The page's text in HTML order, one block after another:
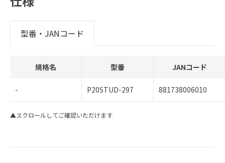
型番・JANコード
規格名 型番 JANコード
- P20STUD-297 881738006010
▲スクロールしてご確認いただけます